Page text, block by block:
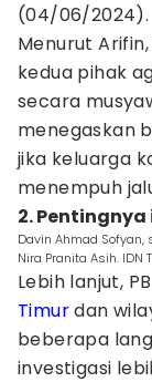
(04/06/2024).
Menurut
kedua pihak
secara
menegaskan
jika keluarga
menempuh
2.
Davin Ahmad
Nira Pranita Asih. IDN
Lebih lanjut,
Timurdan
beberapa
investigasi